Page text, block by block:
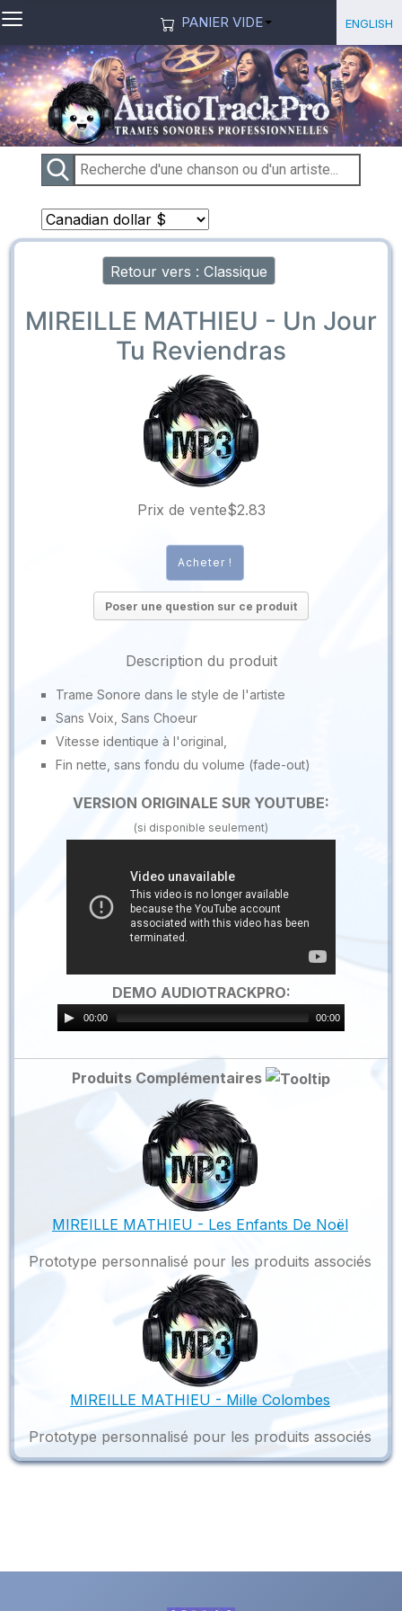
≡ PANIER VIDE English
Retour vers : Classique
MIREILLE MATHIEU - Un Jour
Tu Reviendras
Prix ​​de vente$2.83
Poser une question sur ce produit
Description du produit
Trame Sonore dans le style de l'artiste
Sans Voix, Sans Choeur
Vitesse identique à l'original,
Fin nette, sans fondu du volume (fade-out)
VERSION ORIGINALE SUR YOUTUBE:
(si disponible seulement)
DEMO AUDIOTRACKPRO:
00:00 00:00
Produits Complémentaires
MIREILLE MATHIEU - Les Enfants De Noël
Prototype personnalisé pour les produits associés
MIREILLE MATHIEU - Mille Colombes
Prototype personnalisé pour les produits associés